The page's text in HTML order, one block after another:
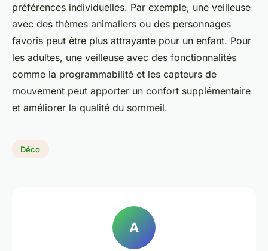
préférences individuelles. Par exemple, une veilleuse
avec des thèmes animaliers ou des personnages
favoris peut être plus attrayante pour un enfant. Pour
les adultes, une veilleuse avec des fonctionnalités
comme la programmabilité et les capteurs de
mouvement peut apporter un confort supplémentaire
et améliorer la qualité du sommeil.
Déco
A